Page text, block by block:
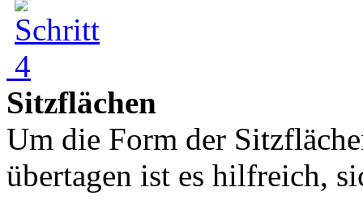
Sitzflächen
Um die Form der
übertagen ist es hilfreich,